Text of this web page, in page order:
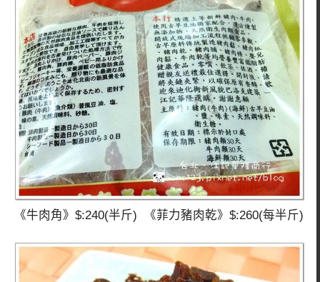
《牛肉角》$:240(半斤) 《菲力豬肉乾》$:260(每半斤)